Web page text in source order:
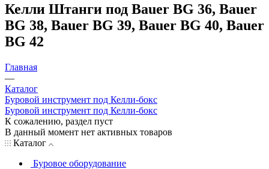
Келли Штанги под Bauer BG 36, Bauer
BG 38, Bauer BG 39, Bauer BG 40, Bauer
BG 42
Главная
—
Каталог
Буровой инструмент под Келли-бокс
Буровой инструмент под Келли-бокс
К сожалению, раздел пуст
В данный момент нет активных товаров
Каталог
Буровое оборудование